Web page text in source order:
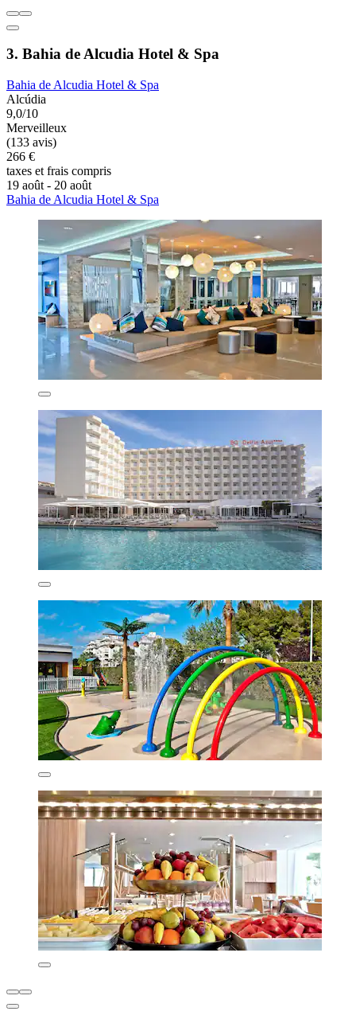
3. Bahia de Alcudia Hotel & Spa
Bahia de Alcudia Hotel & Spa
Alcúdia
9,0/10
Merveilleux
(133 avis)
266 €
taxes et frais compris
19 août - 20 août
Bahia de Alcudia Hotel & Spa